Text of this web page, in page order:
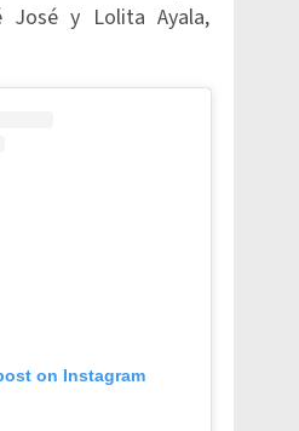
José y Lolita Ayala,
on Instagram